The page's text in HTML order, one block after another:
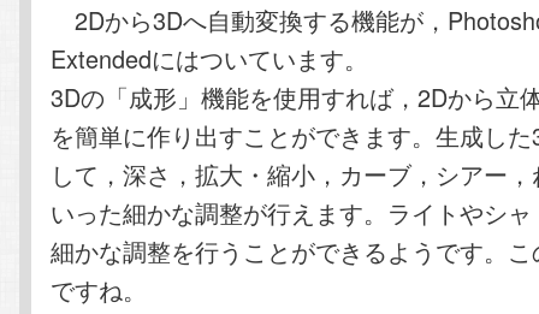
2Dから3Dへ自動変換する機能が，
Extendedにはついています。
3Dの「成形」機能を使用すれば，2Dから立
を簡単に作り出すことができます。生成し
して，深さ，拡大・縮小，カーブ，シアー
いった細かな調整が行えます。ライトやシ
細かな調整を行うことができるようです。
ですね。